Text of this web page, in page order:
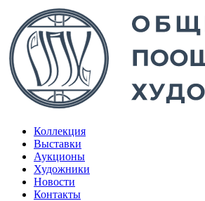
Коллекция
Выставки
Аукционы
Художники
Новости
Контакты